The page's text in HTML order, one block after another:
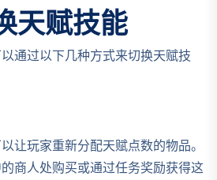
天赋技能
通过以下几种方式来切换天赋技
让玩家重新分配天赋点数的物品。
商人处购买或通过任务奖励获得这